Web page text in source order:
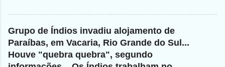
Grupo de Índios invadiu alojamento de
Paraíbas, em Vacaria, Rio Grande do Sul...
Houve "quebra quebra", segundo